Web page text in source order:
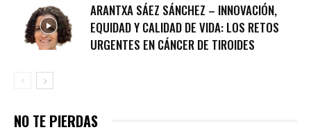
ARANTXA SÁEZ SÁNCHEZ – INNOVACIÓN,
EQUIDAD Y CALIDAD DE VIDA: LOS RETOS
URGENTES EN CÁNCER DE TIROIDES
NO TE PIERDAS